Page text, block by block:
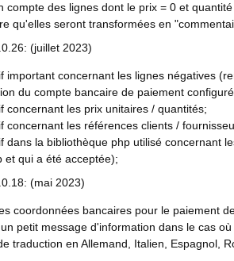
compte des lignes dont le prix = 0 et
qu'elles seront transformées en
(juillet 2023)
important concernant les lignes négatives
du compte bancaire de paiement
concernant les prix unitaires / quantités;
concernant les références clients /
dans la bibliothèque php utilisé concernant
et qui a été acceptée);
(mai 2023)
coordonnées bancaires pour le paiement
petit message d'information dans le cas
traduction en Allemand, Italien, Espagnol,